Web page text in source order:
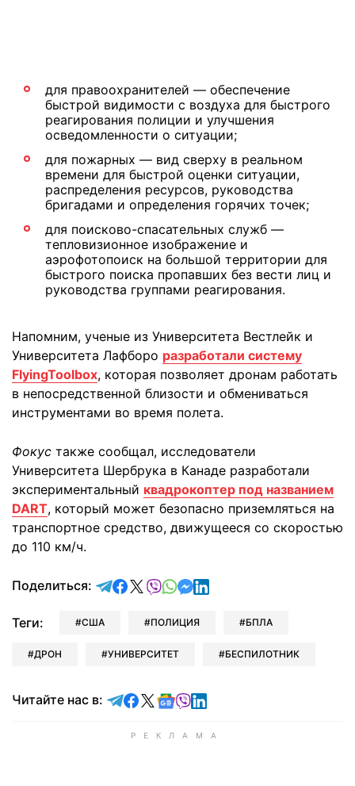
для правоохранителей — обеспечение
быстрой видимости с воздуха для быстрого
реагирования полиции и улучшения
осведомленности о ситуации;
для пожарных — вид сверху в реальном
времени для быстрой оценки ситуации,
распределения ресурсов, руководства
бригадами и определения горячих точек;
для поисково-спасательных служб —
тепловизионное изображение и
аэрофотопоиск на большой территории для
быстрого поиска пропавших без вести лиц и
руководства группами реагирования.
Напомним, ученые из Университета Вестлейк и
Университета Лафборо разработали систему
FlyingToolbox, которая позволяет дронам работать
в непосредственной близости и обмениваться
инструментами во время полета.
Фокус также сообщал, исследователи
Университета Шербрука в Канаде разработали
экспериментальный квадрокоптер под названием
DART, который может безопасно приземляться на
транспортное средство, движущееся со скоростью
до 110 км/ч.
Поделиться: отправить в Telegram
поделиться в Facebook
поделиться в X
отправить в Viber
отправить в Whatsapp
отправить в Messenger
отправить в LinkedIn
Теги: США ПОЛИЦИЯ БПЛА
ДРОН УНИВЕРСИТЕТ БЕСПИЛОТНИК
Читайте нас в: Читайте в Telegram
Читайте в Facebook
Читайте в X
Читайте в Google news
Читайте в Viber
Читайте в LinkedIn